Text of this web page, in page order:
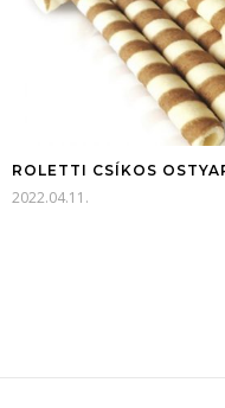
ROLETTI CSÍKOS
2022.04.11.